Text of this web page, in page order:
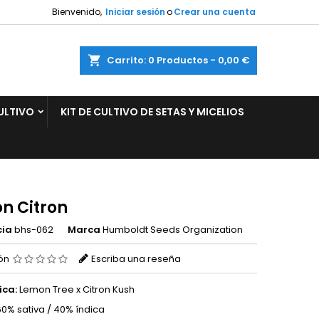
Bienvenido, Iniciar sesiónoCrear una cuenta
Carrito 0 Productos - 0,00 €
KIT DE CULTIVO DE SETAS Y MICELIOS
Citron
bhs-062 Marca Humboldt Seeds Organization
Escriba una reseña
Lemon Tree x Citron Kush
sativa / 40% índica